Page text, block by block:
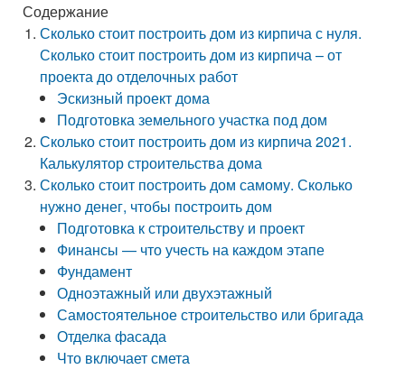
Содержание
Сколько стоит построить дом из кирпича с нуля.
Сколько стоит построить дом из кирпича – от
проекта до отделочных работ
Эскизный проект дома
Подготовка земельного участка под дом
Сколько стоит построить дом из кирпича 2021.
Калькулятор строительства дома
Сколько стоит построить дом самому. Сколько
нужно денег, чтобы построить дом
Подготовка к строительству и проект
Финансы — что учесть на каждом этапе
Фундамент
Одноэтажный или двухэтажный
Самостоятельное строительство или бригада
Отделка фасада
Что включает смета